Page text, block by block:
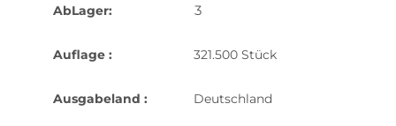
AbLager: 3
Auflage : 321.500 Stück
Ausgabeland : Deutschland